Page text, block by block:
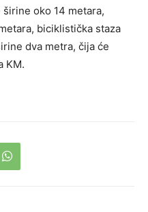
oko 14 metara,
biciklistička staza
dva metra, čija će
KM.